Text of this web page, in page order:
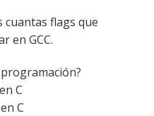
cuantas flags que
en GCC.
C
C